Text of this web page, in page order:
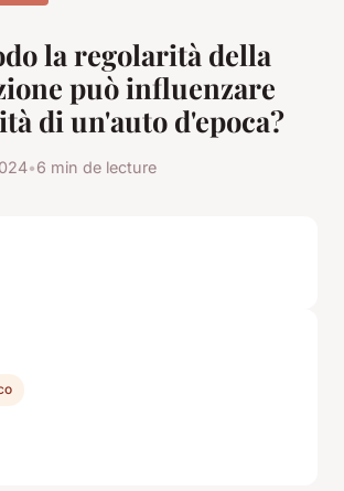
la regolarità della
può influenzare
di un'auto d'epoca?
•6 min de lecture